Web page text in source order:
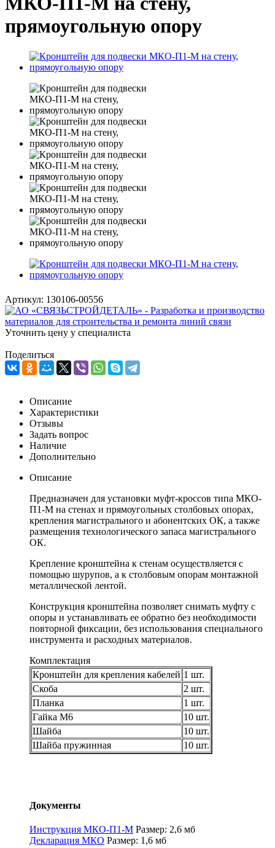
прямоугольную опору
Артикул: 130106-00556
Уточнить цену у специалиста
Поделиться
Описание
Характеристики
Отзывы
Задать вопрос
Наличие
Дополнительно
Описание
Предназначен для установки муфт-кроссов типа МКО-
П1-М на стенах и прямоугольных столбовых опорах,
крепления магистрального и абонентских ОК, а также
размещения технологического запаса магистрального
ОК.
Крепление кронштейна к стенам осуществляется с
помощью шурупов, а к столбовым опорам монтажной
металлической лентой.
Конструкция кронштейна позволяет снимать муфту с
опоры и устанавливать ее обратно без необходимости
повторной фиксации, без использования специального
инструмента и расходных материалов.
Комплектация
Кронштейн для крепления кабелей 1 шт.
Скоба
2 шт.
Планка
1 шт.
Гайка М6
10 шт.
Шайба
10 шт.
Шайба пружинная
10 шт.
Документы
Инструкция МКО-П1-М Размер: 2,6 мб
Декларация МКО Размер: 1,6 мб